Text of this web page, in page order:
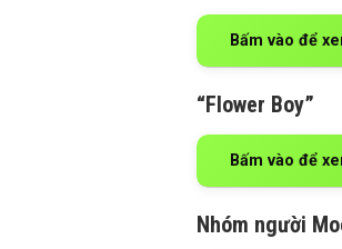
Bấm vào để
“Flower Boy”
Bấm vào để
Nhóm người